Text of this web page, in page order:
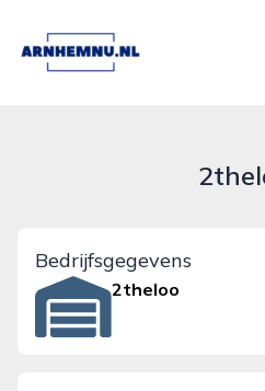
arnhemnu.nl
Bedrijfsgegevens
2theloo